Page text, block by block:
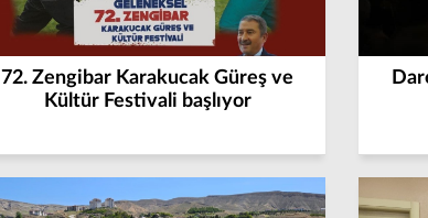
72. Zengibar Karakucak Güreş ve
Kültür Festivali başlıyor